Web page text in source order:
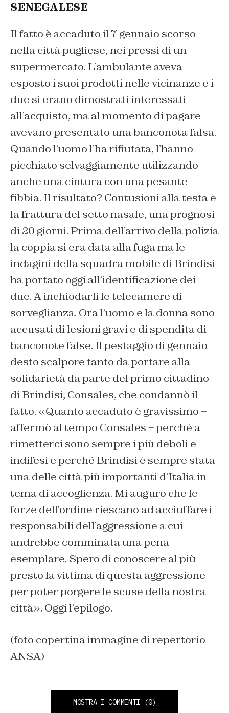
SENEGALESE
Il fatto è accaduto il 7 gennaio scorso
nella città pugliese, nei pressi di un
supermercato. L’ambulante aveva
esposto i suoi prodotti nelle vicinanze e i
due si erano dimostrati interessati
all’acquisto, ma al momento di pagare
avevano presentato una banconota falsa.
Quando l’uomo l’ha rifiutata, l’hanno
picchiato selvaggiamente utilizzando
anche una cintura con una pesante
fibbia. Il risultato? Contusioni alla testa e
la frattura del setto nasale, una prognosi
di 20 giorni. Prima dell’arrivo della polizia
la coppia si era data alla fuga ma le
indagini della squadra mobile di Brindisi
ha portato oggi all’identificazione dei
due. A inchiodarli le telecamere di
sorveglianza. Ora l’uomo e la donna sono
accusati di lesioni gravi e di spendita di
banconote false. Il pestaggio di gennaio
desto scalpore tanto da portare alla
solidarietà da parte del primo cittadino
di Brindisi, Consales, che condannò il
fatto. «Quanto accaduto è gravissimo–
affermò al tempo Consales –perché a
rimetterci sono sempre i più deboli e
indifesi e perché Brindisi è sempre stata
una delle città più importanti d’Italia in
tema di accoglienza. Mi auguro che le
forze dell’ordine riescano ad acciuffare i
responsabili dell’aggressione a cui
andrebbe comminata una pena
esemplare. Spero di conoscere al più
presto la vittima di questa aggressione
per poter porgere le scuse della nostra
città». Oggi l’epilogo.
(foto copertina immagine di repertorio
ANSA)
MOSTRA I COMMENTI (0)